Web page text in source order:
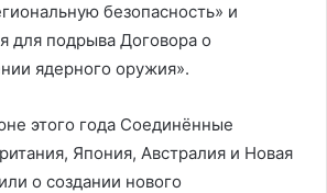
безопасность» и
для подрыва Договора о
ядерного оружия».
этого года Соединённые
Япония, Австралия и Новая
о создании нового